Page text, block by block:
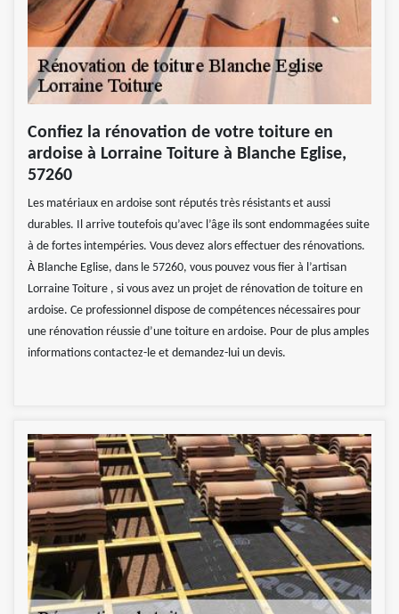
Confiez la rénovation de votre toiture en
ardoise à Lorraine Toiture à Blanche Eglise,
57260
Les matériaux en ardoise sont réputés très résistants et aussi
durables. Il arrive toutefois qu’avec l’âge ils sont endommagées suite
à de fortes intempéries. Vous devez alors effectuer des rénovations.
À Blanche Eglise, dans le 57260, vous pouvez vous fier à l’artisan
Lorraine Toiture , si vous avez un projet de rénovation de toiture en
ardoise. Ce professionnel dispose de compétences nécessaires pour
une rénovation réussie d’une toiture en ardoise. Pour de plus amples
informations contactez-le et demandez-lui un devis.